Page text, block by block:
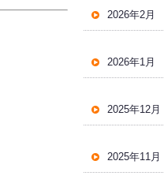
2026年2月
2026年1月
2025年12月
2025年11月